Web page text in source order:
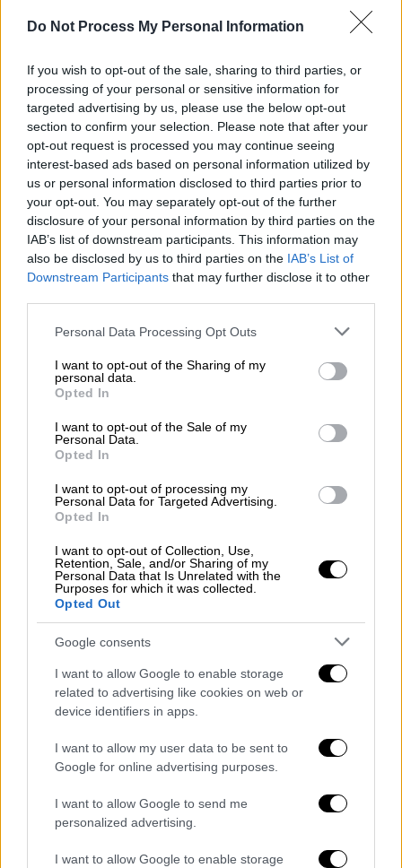
Do Not Process My Personal Information
If you wish to opt-out of the sale, sharing to third parties, or
processing of your personal or sensitive information for
targeted advertising by us, please use the below opt-out
section to confirm your selection. Please note that after your
opt-out request is processed you may continue seeing
interest-based ads based on personal information utilized by
us or personal information disclosed to third parties prior to
your opt-out. You may separately opt-out of the further
disclosure of your personal information by third parties on the
IAB’s list of downstream participants. This information may
also be disclosed by us to third parties on the IAB’s List of
Downstream Participants that may further disclose it to other
Please note that this website/app uses one or more Google
not limited to your visit or usage behaviour. You may click to
grant or deny consent to Google and its third-party tags to
use your data for below specified purposes in below Google
consent section.
Personal Data Processing Opt Outs
I want to opt-out of the Sharing of my
personal data.
Opted In
I want to opt-out of the Sale of my
Personal Data.
Opted In
I want to opt-out of processing my
Personal Data for Targeted Advertising.
Opted In
I want to opt-out of Collection, Use,
Retention, Sale, and/or Sharing of my
Personal Data that Is Unrelated with the
Purposes for which it was collected.
Opted Out
Google consents
I want to allow Google to enable storage
related to advertising like cookies on web or
device identifiers in apps.
I want to allow my user data to be sent to
Google for online advertising purposes.
I want to allow Google to send me
personalized advertising.
I want to allow Google to enable storage
ΟΕθνικός Οργανισμός Φαρμάκων(ΕΟΦ)
της παρτίδας Χ0210τουσυμπληρώματος
διατροφής PREVENT FLU INOPLUS (με γεύση
πορτοκάλι)με ημ. Λήξης 10/27.
Η απόφαση πάρθηκε καθώς τααποτελέσματα
των Δοκιμών/Αναλύσεωντου εργαστηρίου
του ΕΟΦδεν συμφωνούν με τις
προδιαγραφές του προϊόντοςόσον αφορά
στοσυνολικό αριθμόζυμών καιμυκήτων.
ΔΙΑΒΑΣΤΕ ΕΠΙΣΗΣ
«Συναγερμός» στον ΕΟΦ για
σκεύασμα που κυκλοφορεί
διαδικτυακά για τη ρύθμιση του
σακχάρου
Ελλάδα|12.03.2026 18:15
ΕΟΦ: Ανακαλεί πασίγνωστο
αντιβιοτικό φάρμακο - Τι
εντοπίστηκε
Η εταιρεία
υπεύθυνη για την διακίνηση του προϊόντος
οφείλει να επικοινωνήσει άμεσα με τους
αποδέκτες της παρτίδας
την αποσύρει από την αγορά.
τηρούνται γιαδιάστημα τουλάχιστον πέντε
(5) ετώνκαι να τίθενται υπόψη του ΕΟΦ,
εφόσον ζητηθούν.